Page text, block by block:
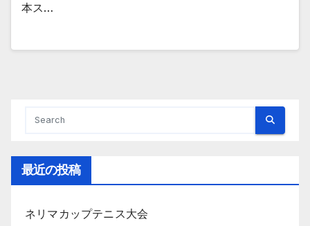
本ス…
最近の投稿
ネリマカップテニス大会